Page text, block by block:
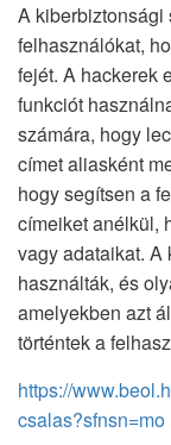
A kiberbiztonsági
felhasználókat,
fejét. A hackerek
funkciót
számára, hogy
címet aliasként
hogy segítsen a
címeiket anélkül,
vagy adataikat. A
használták, és
amelyekben azt
történtek a
https://
csalas?sfnsn=mo